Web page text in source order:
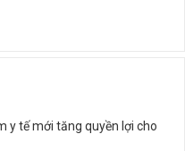
y tế mới tăng quyền lợi cho